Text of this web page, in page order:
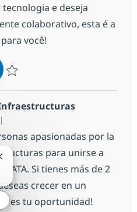
e deseja
colaborativo, esta é a
você!
Profissional – Junior
apasionadas por la
para unirse a
Si tienes más de 2
crecer en un
es tu oportunidad!
notificação de chatbot